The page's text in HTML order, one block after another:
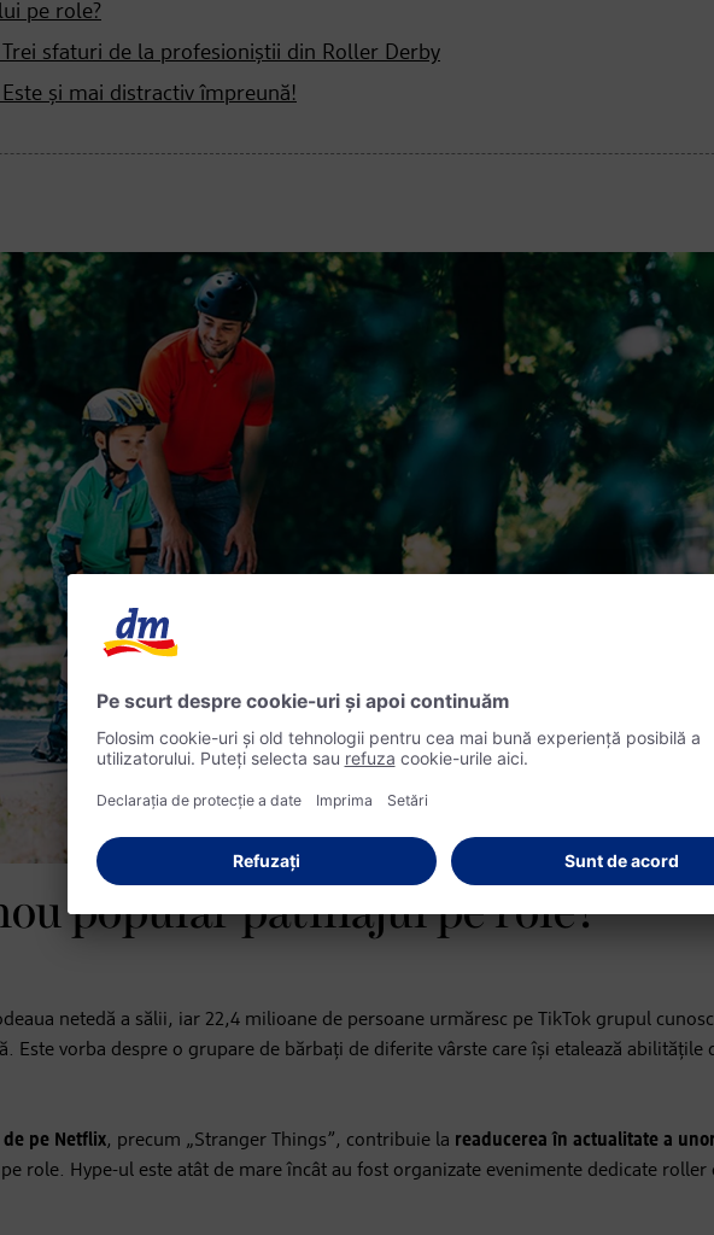
pe role?
sfaturi de la profesioniștii din Roller Derby
și mai distractiv împreună!
popular patinajul pe role?
netedă a sălii, iar 22,4 milioane de persoane urmăresc pe TikTok grupul
Este vorba despre o grupare de bărbați de diferite vârste care își etalează abilitățile
pe Netflix, precum „Stranger Things”, contribuie la readucerea în actualitate a
role. Hype-ul este atât de mare încât au fost organizate evenimente dedicate roller